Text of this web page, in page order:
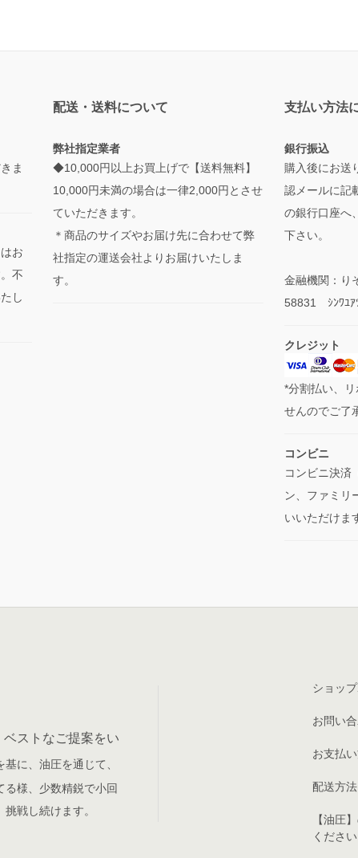
ま
お
不
し
配送・送料について
弊社指定業者
◆10,000円以上お買上げで【送料無料】
10,000円未満の場合は一律2,000円とさせ
ていただきます。
＊商品のサイズやお届け先に合わせて弊
社指定の運送会社よりお届けいたしま
す。
支払い方法
銀行振込
購入後にお送
認メールに記
の銀行口座へ
下さい。
金融機関：り
58831 ｼﾝﾜﾕｱ
クレジット
*分割払い、
せんのでご了
コンビニ
コンビニ決済
ン、ファミリ
いいただけま
ストなご提案をい
に、油圧を通じて、
る様、少数精鋭で小回
戦し続けます。
ショッ
お問い
お支払
配送方
【油圧
ください